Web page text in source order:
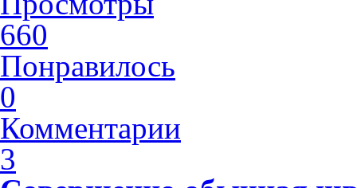
660
Понравилось
0
Комментарии
3